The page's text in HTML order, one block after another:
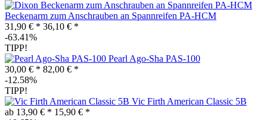
Beckenarm zum Anschrauben an Spannreifen PA-HCM
31,90 € * 36,10 € *
-63.41%
TIPP!
Pearl Ago-Sha PAS-100
30,00 € * 82,00 € *
-12.58%
TIPP!
Vic Firth American Classic 5B
ab 13,90 € * 15,90 € *